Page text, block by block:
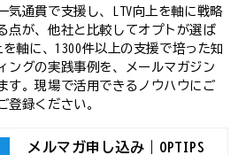
気通貫で支援し、LTV向上を軸に戦略
点が、他社と比較してオプトが選ば
軸に、1300件以上の支援で培った知
ングの実践事例を、メールマガジン
す。現場で活用できるノウハウにご
登録ください。
メルマガ申し込み｜OPTIPS